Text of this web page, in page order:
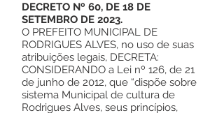
DECRETO Nº 60, DE 18 DE
SETEMBRO DE 2023.
O PREFEITO MUNICIPAL DE
RODRIGUES ALVES, no uso de suas
atribuições legais, DECRETA:
CONSIDERANDO a Lei nº 126, de 21
de junho de 2012, que “dispõe sobre
sistema Municipal de cultura de
Rodrigues Alves, seus princípios,